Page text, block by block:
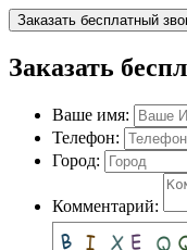
Заказать бесплатный
Заказать
Ваше имя:
Телефон:
Город:
Комментарий: